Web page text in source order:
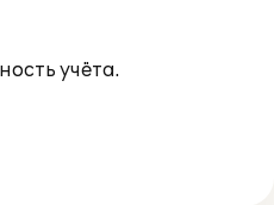
учёта.